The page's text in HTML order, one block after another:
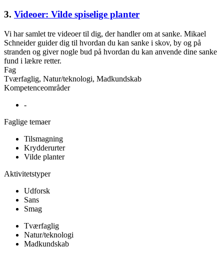
3. Videoer: Vilde spiselige planter
Vi har samlet tre videoer til dig, der handler om at sanke. Mikael
Schneider guider dig til hvordan du kan sanke i skov, by og på
stranden og giver nogle bud på hvordan du kan anvende dine sanke
fund i lækre retter.
Fag
Tværfaglig, Natur/teknologi, Madkundskab
Kompetenceområder
-
Faglige temaer
Tilsmagning
Krydderurter
Vilde planter
Aktivitetstyper
Udforsk
Sans
Smag
Tværfaglig
Natur/teknologi
Madkundskab